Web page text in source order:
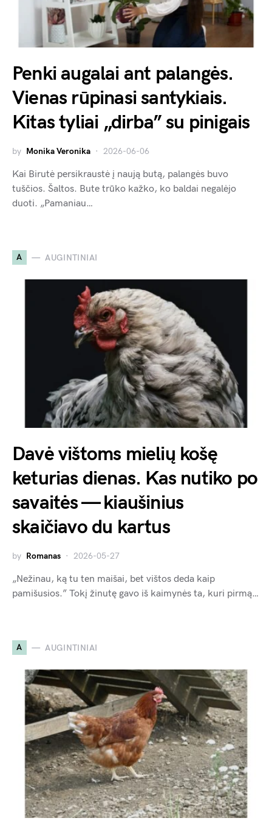
Penki augalai ant palangės.
Vienas rūpinasi santykiais.
Kitas tyliai „dirba” su pinigais
by Monika Veronika 2026-06-06
Kai Birutė persikraustė į naują butą, palangės buvo
tuščios. Šaltos. Bute trūko kažko, ko baldai negalėjo
duoti. „Pamaniau…
A AUGINTINIAI
Davė vištoms mielių košę
keturias dienas. Kas nutiko po
savaitės — kiaušinius
skaičiavo du kartus
by Romanas 2026-05-27
„Nežinau, ką tu ten maišai, bet vištos deda kaip
pamišusios.” Tokį žinutę gavo iš kaimynės ta, kuri pirmą…
A AUGINTINIAI